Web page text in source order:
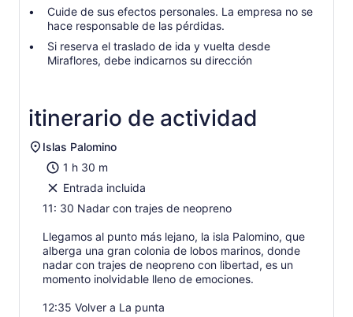
Cuide de sus efectos personales. La empresa no se
hace responsable de las pérdidas.
Si reserva el traslado de ida y vuelta desde
Miraflores, debe indicarnos su dirección
itinerario de actividad
Islas Palomino
1 h 30 m
Entrada incluida
11: 30 Nadar con trajes de neopreno
Llegamos al punto más lejano, la isla Palomino, que
alberga una gran colonia de lobos marinos, donde
nadar con trajes de neopreno con libertad, es un
momento inolvidable lleno de emociones.
12:35 Volver a La punta